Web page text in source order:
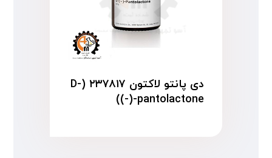
دی پانتو لاکتون ۲۳۷۸۱۷ (D-
(-)-pantolactone)